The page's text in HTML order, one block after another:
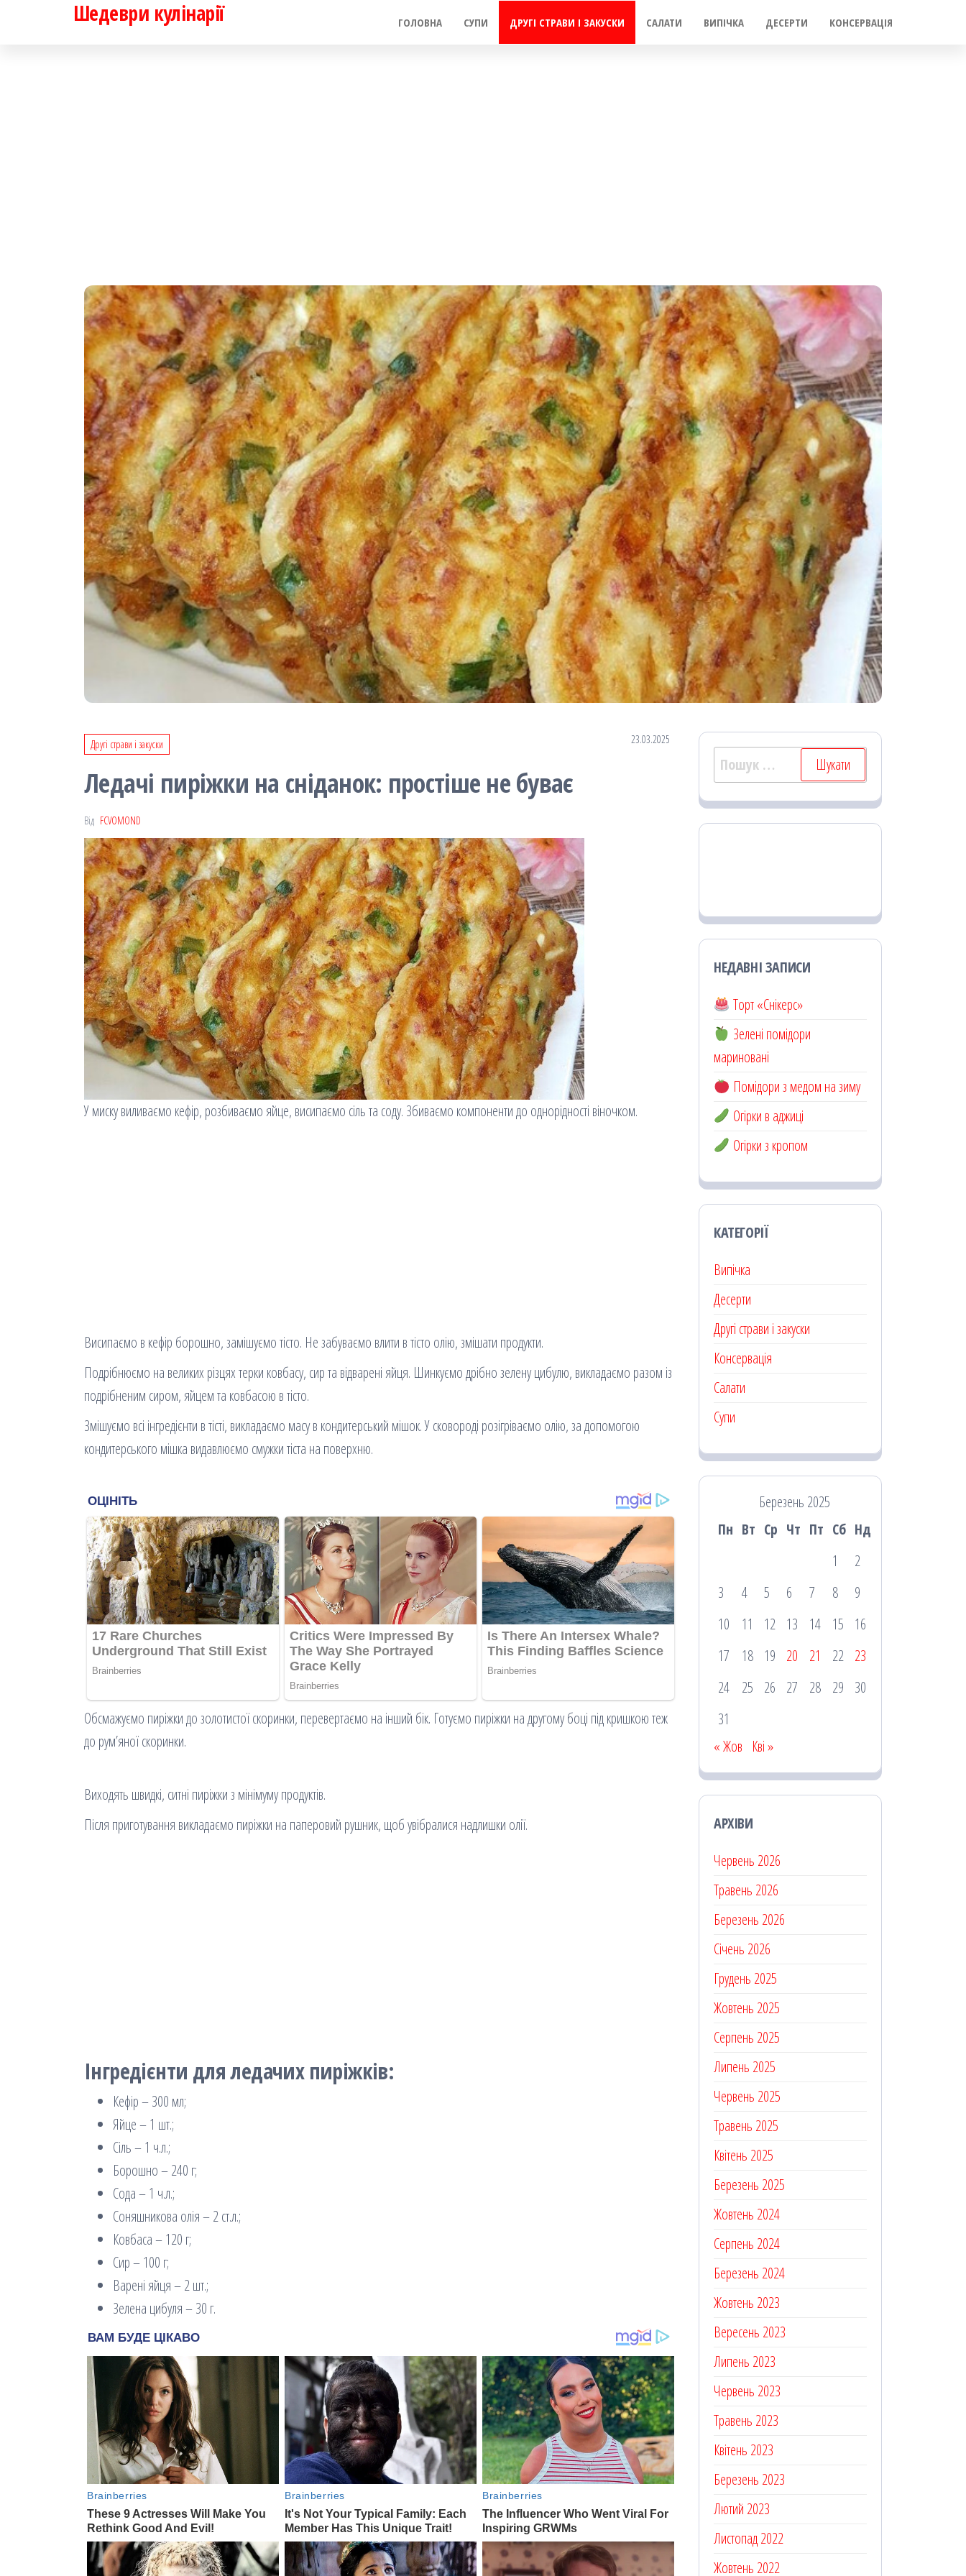
Шедеври кулінарії ГОЛОВНА СУПИ ДРУГІ СТРАВИ І ЗАКУСКИ САЛАТИ ВИПІЧКА ДЕСЕРТИ КОНСЕРВАЦІЯ
Другі страви і закуски 23.03.2025
Ледачі пиріжки на сніданок: простіше не буває
Від FCVOMOND
У миску виливаємо кефір, розбиваємо яйце, висипаємо сіль та соду. Збиваємо компоненти до однорідності віночком.
Висипаємо в кефір борошно, замішуємо тісто. Не забуваємо влити в тісто олію, змішати продукти.
Подрібнюємо на великих різцях терки ковбасу, сир та відварені яйця. Шинкуємо дрібно зелену цибулю, викладаємо разом із
подрібненим сиром, яйцем та ковбасою в тісто.
Змішуємо всі інгредієнти в тісті, викладаємо масу в кондитерський мішок. У сковороді розігріваємо олію, за допомогою
кондитерського мішка видавлюємо смужки тіста на поверхню.
Обсмажуємо пиріжки до золотистої скоринки, перевертаємо на інший бік. Готуємо пиріжки на другому боці під кришкою теж
до рум’яної скоринки.
Виходять швидкі, ситні пиріжки з мінімуму продуктів.
Після приготування викладаємо пиріжки на паперовий рушник, щоб увібралися надлишки олії.
Інгредієнти для ледачих пиріжків:
Кефір – 300 мл;
Яйце – 1 шт.;
Сіль – 1 ч.л.;
Борошно – 240 г;
Сода – 1 ч.л.;
Соняшникова олія – 2 ст.л.;
Ковбаса – 120 г;
Сир – 100 г;
Варені яйця – 2 шт.;
Зелена цибуля – 30 г.
Пошук:
НЕДАВНІ ЗАПИСИ
Торт «Снікерс»
Зелені помідори
мариновані
Помідори з медом на зиму
Огірки в аджиці
Огірки з кропом
КАТЕГОРІЇ
Випічка
Десерти
Другі страви і закуски
Консервація
Салати
Супи
Березень 2025
Пн Вт Ср Чт Пт Сб Нд
1
2
3
4 5 6 7 8
9
10
11 12 13 14 15
16
17
18 19 20 21 22 23
24
25 26 27 28 29
30
31
« Жов Кві »
АРХІВИ
Червень 2026
Травень 2026
Березень 2026
Січень 2026
Грудень 2025
Жовтень 2025
Серпень 2025
Липень 2025
Червень 2025
Травень 2025
Квітень 2025
Березень 2025
Жовтень 2024
Серпень 2024
Березень 2024
Жовтень 2023
Вересень 2023
Липень 2023
Червень 2023
Травень 2023
Квітень 2023
Березень 2023
Лютий 2023
Листопад 2022
Жовтень 2022